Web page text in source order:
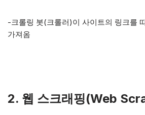
-크롤링 봇(크롤러)이 사이트의 링크를
가져옴
2. 웹 스크래핑(Web